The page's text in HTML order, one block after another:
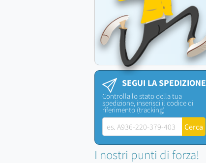
SEGUI LA SPEDIZIONE
Controlla lo stato della tua
spedizione, inserisci il codice di
riferimento (tracking)
I nostri punti di forza!